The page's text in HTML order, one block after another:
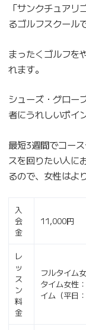
「サンクチュア
るゴルフスクール
まったくゴルフを
れます。
シューズ・グロー
者にうれしいポイ
最短3週間でコー
スを回りたい人に
るので、女性はよ
入
会
金
11,000円
レ
ッ
ス
ン
料
金
フルタイム
タイム女性
イム（平日